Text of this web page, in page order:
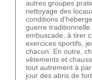
autres groupes
nettoyage des
conditions
guerre
embuscade, à tirer
exercices sportifs,
chacun. En outre,
vêtements et
tout autrement à
jour des abris de